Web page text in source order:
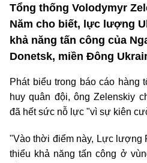
Tổng thống Volodymyr
Năm cho biết, lực lượng
khả năng tấn công của
Donetsk, miền Đông
Phát biểu trong báo cáo hàng
huy quân đội, ông Zelenskiy
đã hết sức nỗ lực "vì sự kiên
"Vào thời điểm này, Lực lượng
thiểu khả năng tấn công ở